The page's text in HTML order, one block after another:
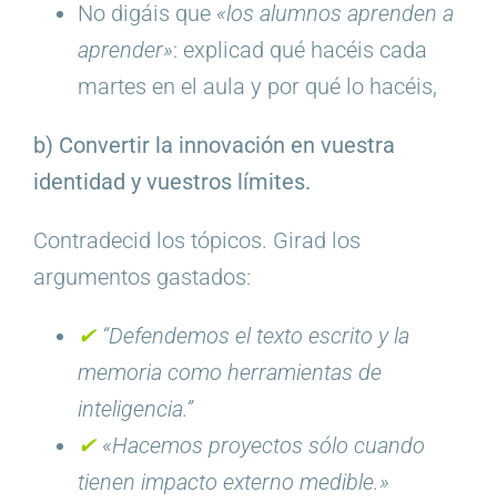
No digáis que «los alumnos aprenden a
aprender»: explicad qué hacéis cada
martes en el aula y por qué lo hacéis,
b) Convertir la innovación en vuestra
identidad y vuestros límites.
Contradecid los tópicos. Girad los
argumentos gastados:
✔︎ “Defendemos el texto escrito y la
memoria como herramientas de
inteligencia.”
✔︎«Hacemos proyectos sólo cuando
tienen impacto externo medible.»